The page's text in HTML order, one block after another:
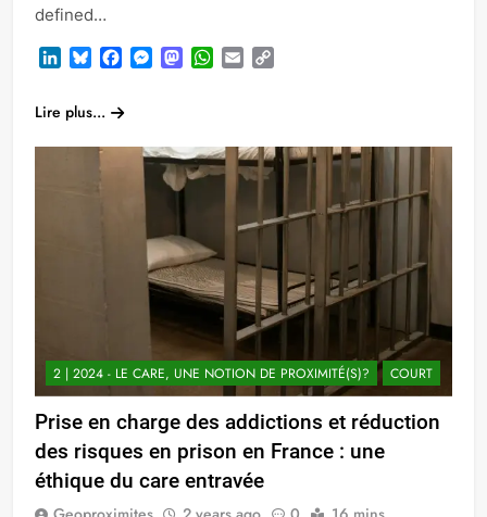
defined…
LinkedInBlueskyFacebook
Messenger
Mastodon
WhatsApp
Email
Lire plus...
2 | 2024 - LE CARE, UNE NOTION DE PROXIMITÉ(S)? COURT
Prise en charge des addictions et réduction
des risques en prison en France : une
éthique du care entravée